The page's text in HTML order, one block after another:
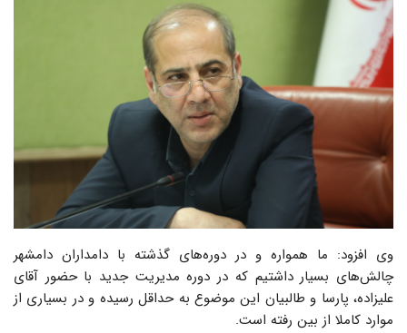
وی افزود: ما همواره و در دوره‌های گذشته با دامداران دامشهر
چالش‌های بسیار داشتیم که در دوره مدیریت جدید با حضور آقای
علیزاده، پارسا و طالبیان این موضوع به حداقل رسیده و در بسیاری از
موارد کاملا از بین رفته است.